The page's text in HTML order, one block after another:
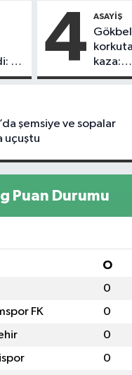
1
4 ASAYIŞ
kaza:
çarptı
şemsiye ve sopalar
uçuştu
Puan Durumu
O
0
FK 0
0
0